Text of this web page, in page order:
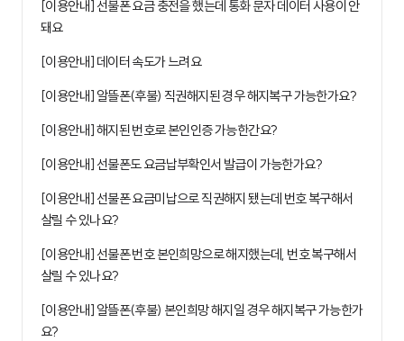
[이용안내] 선불폰 요금 충전을 했는데 통화 문자 데이터 사용이 안
돼요
[이용안내] 데이터 속도가 느려요
[이용안내] 알뜰폰(후불) 직권해지된 경우 해지복구 가능한가요?
[이용안내] 해지된 번호로 본인인증 가능한간요?
[이용안내] 선불폰도 요금납부확인서 발급이 가능한가요?
[이용안내] 선불폰 요금미납으로 직권해지 됐는데 번호 복구해서
살릴 수 있나요?
[이용안내] 선불폰 번호 본인희망으로 해지했는데, 번호 복구해서
살릴 수 있나요?
[이용안내] 알뜰폰(후불) 본인희망 해지일 경우 해지복구 가능한가
요?